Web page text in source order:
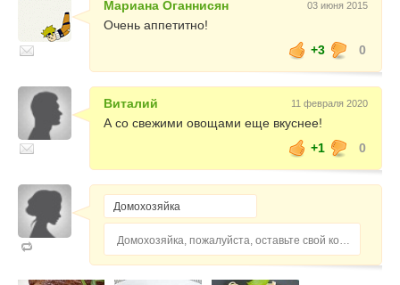
Мариана Оганнисян 03 июня 2015
Очень аппетитно!
+3
0
Виталий 11 февраля 2020
А со свежими овощами еще вкуснее!
+1
0
Домохозяйка, пожалуйста, оставьте свой комментарий...